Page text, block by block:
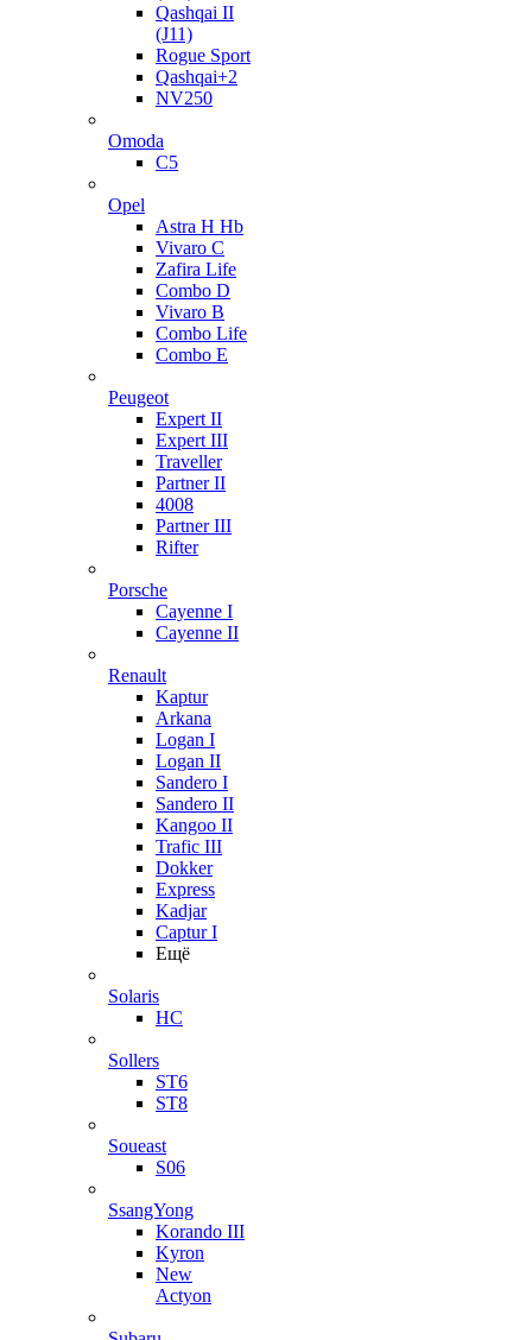
Qashqai II
(J11)
Rogue Sport
Qashqai+2
NV250
Omoda
C5
Opel
Astra H Hb
Vivaro C
Zafira Life
Combo D
Vivaro B
Combo Life
Combo E
Peugeot
Expert II
Expert III
Traveller
Partner II
4008
Partner III
Rifter
Porsche
Cayenne I
Cayenne II
Renault
Kaptur
Arkana
Logan I
Logan II
Sandero I
Sandero II
Kangoo II
Trafic III
Dokker
Express
Kadjar
Captur I
Ещё
Solaris
HC
Sollers
ST6
ST8
Soueast
S06
SsangYong
Korando III
Kyron
New
Actyon